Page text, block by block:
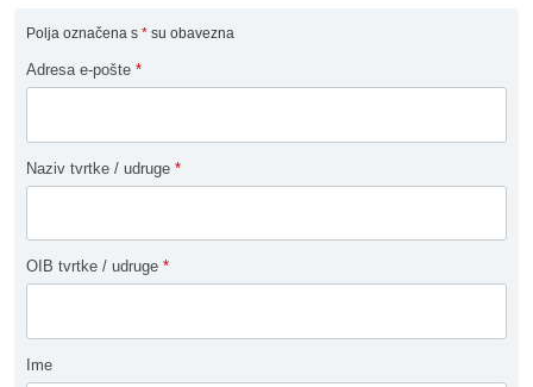
Polja označena s * su obavezna
Adresa e-pošte *
Naziv tvrtke / udruge *
OIB tvrtke / udruge *
Ime